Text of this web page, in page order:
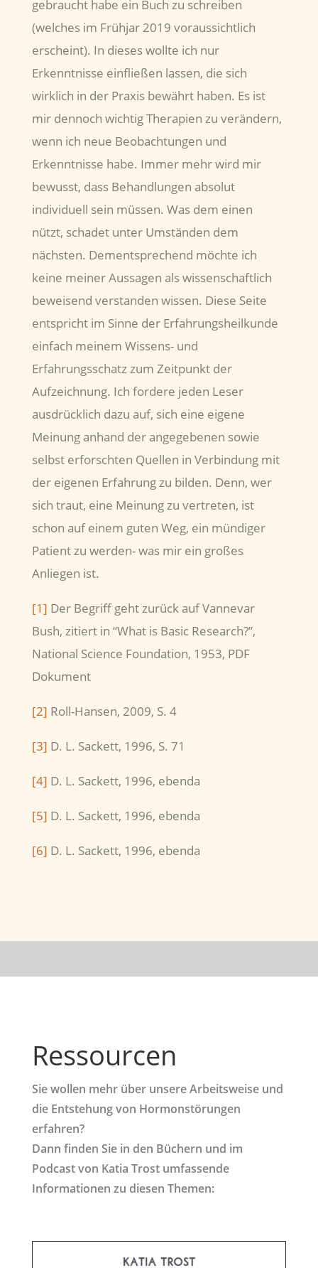
gebraucht habe ein Buch zu schreiben
(welches im Frühjar 2019 voraussichtlich
erscheint). In dieses wollte ich nur
Erkenntnisse einfließen lassen, die sich
wirklich in der Praxis bewährt haben. Es ist
mir dennoch wichtig Therapien zu verändern,
wenn ich neue Beobachtungen und
Erkenntnisse habe. Immer mehr wird mir
bewusst, dass Behandlungen absolut
individuell sein müssen. Was dem einen
nützt, schadet unter Umständen dem
nächsten. Dementsprechend möchte ich
keine meiner Aussagen als wissenschaftlich
beweisend verstanden wissen. Diese Seite
entspricht im Sinne der Erfahrungsheilkunde
einfach meinem Wissens- und
Erfahrungsschatz zum Zeitpunkt der
Aufzeichnung. Ich fordere jeden Leser
ausdrücklich dazu auf, sich eine eigene
Meinung anhand der angegebenen sowie
selbst erforschten Quellen in Verbindung mit
der eigenen Erfahrung zu bilden. Denn, wer
sich traut, eine Meinung zu vertreten, ist
schon auf einem guten Weg, ein mündiger
Patient zu werden- was mir ein großes
Anliegen ist.
[1] Der Begriff geht zurück auf Vannevar
Bush, zitiert in “What is Basic Research?”,
National Science Foundation, 1953, PDF
Dokument
[2] Roll-Hansen, 2009, S. 4
[3] D. L. Sackett, 1996, S. 71
[4] D. L. Sackett, 1996, ebenda
[5] D. L. Sackett, 1996, ebenda
[6] D. L. Sackett, 1996, ebenda
Ressourcen
Sie wollen mehr über unsere Arbeitsweise und
die Entstehung von Hormonstörungen
erfahren?
Dann finden Sie in den Büchern und im
Podcast von Katia Trost umfassende
Informationen zu diesen Themen: